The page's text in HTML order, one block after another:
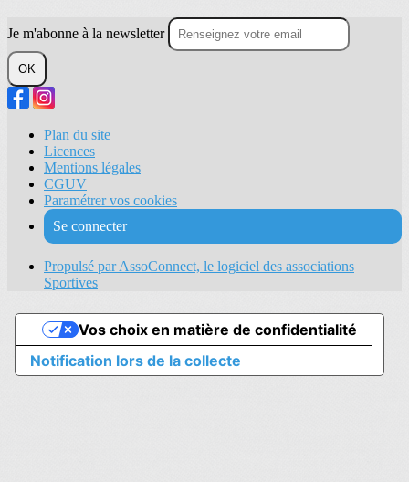
Je m'abonne à la newsletter
OK
Plan du site
Licences
Mentions légales
CGUV
Paramétrer vos cookies
Se connecter
Propulsé par AssoConnect, le logiciel des associations
Sportives
Notification lors de la collecte
Vos choix en matière de confidentialité